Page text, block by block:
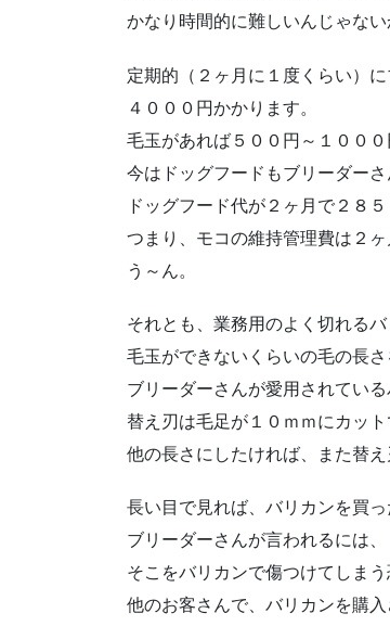
かなり時間的に難しいんじゃな
定期的（２ヶ月に１度くらい）
４０００円かかります。
毛玉があれば５００円～１０００
今はドッグフードもブリーダー
ドッグフード代が２ヶ月で２８５
つまり、モコの維持管理費は２
う～ん。
それとも、業務用のよく切れる
毛玉ができないくらいの毛の長さ
ブリーダーさんが愛用されている
替え刃は毛足が１０ｍｍにカット
他の長さにしたければ、また替え
長い目で見れば、バリカンを買
ブリーダーさんが言われるには
そこをバリカンで傷つけてしまう
他のお客さんで、バリカンを購